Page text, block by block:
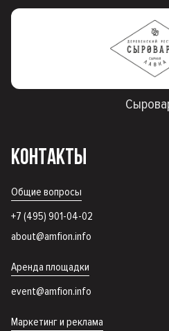
КОНТАКТЫ
Общие вопросы
+7 (495) 901-04-02
about@amfion.info
Аренда площадки
event@amfion.info
Маркетинг и реклама